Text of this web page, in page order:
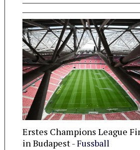
Erstes Champions League
in Budapest -Fussball